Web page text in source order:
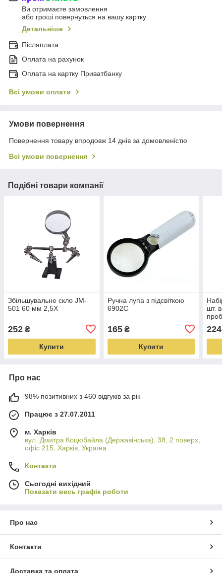
Ви отримаєте замовлення
або гроші повернуться на вашу картку
Детальніше
Післяплата
Оплата на рахунок
Оплата на картку Приватбанку
Всі умови оплати
Умови повернення
Повернення товару впродовж 14 днів за домовленістю
Всі умови повернення
Подібні товари компанії
Збільшувальне скло JM-
501 60 мм 2,5Х
252 ₴
Купити
Ручна лупа з підсвіткою
6902C
165₴
Купити
шт.
224
Про нас
98% позитивних з 460 відгуків за рік
Працює з 27.07.2011
м. Харків
вул. Дмитра Коцюбайла (Державінська), 38, 2 поверх,
офіс 215, Харків, Україна
Контакти
Сьогодні вихідний
Показати весь графік роботи
Про нас
Контакти
Доставка та оплата